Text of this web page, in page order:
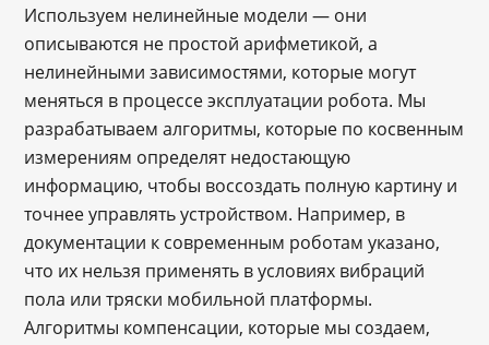
Используем нелинейные модели — они
описываются не простой арифметикой, а
нелинейными зависимостями, которые могут
меняться в процессе эксплуатации робота. Мы
разрабатываем алгоритмы, которые по косвенным
измерениям определят недостающую
информацию, чтобы воссоздать полную картину и
точнее управлять устройством. Например, в
документации к современным роботам указано,
что их нельзя применять в условиях вибраций
пола или тряски мобильной платформы.
Алгоритмы компенсации, которые мы создаем,